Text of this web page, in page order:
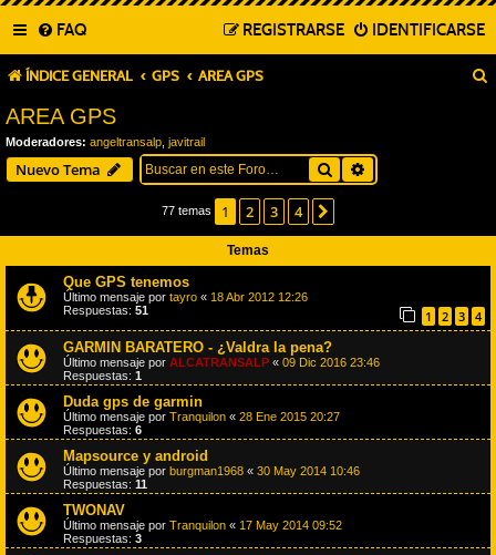
FAQ IDENTIFICARSE
REGISTRARSE
ÍNDICE GENERAL GPS AREA GPS
AREA GPS
Moderadores: angeltransalp javitrail
Nuevo Tema Buscar
77 temas 1 2 3 4
Temas
Que GPS tenemos
Último mensaje por tayro « 18 Abr 2012 12:26
Respuestas: 51 1 2 3 4
GARMIN BARATERO - ¿Valdra la pena?
Último mensaje por ALCATRANSALP « 09 Dic 2016 23:46
Respuestas: 1
Duda gps de garmin
Último mensaje por Tranquilon « 28 Ene 2015 20:27
Respuestas: 6
Mapsource y android
Último mensaje por burgman1968 « 30 May 2014 10:46
Respuestas: 11
TWONAV
Último mensaje por Tranquilon « 17 May 2014 09:52
Respuestas: 3